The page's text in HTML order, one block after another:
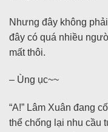
Nhưng đây không
đây có quá nhiều
mất thôi.
– Ùng ục~~
“A!” Lâm Xuân đang
thể chống lại nhu cầu